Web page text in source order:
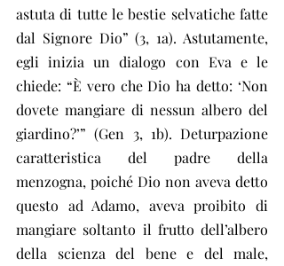
astuta di tutte le bestie selvatiche fatte
dal Signore Dio” (3, 1a). Astutamente,
egli inizia un dialogo con Eva e le
chiede: “È vero che Dio ha detto: ‘Non
dovete mangiare di nessun albero del
giardino?’” (Gen 3, 1b). Deturpazione
caratteristica del padre della
menzogna, poiché Dio non aveva detto
questo ad Adamo, aveva proibito di
mangiare soltanto il frutto dell’albero
della scienza del bene e del male,